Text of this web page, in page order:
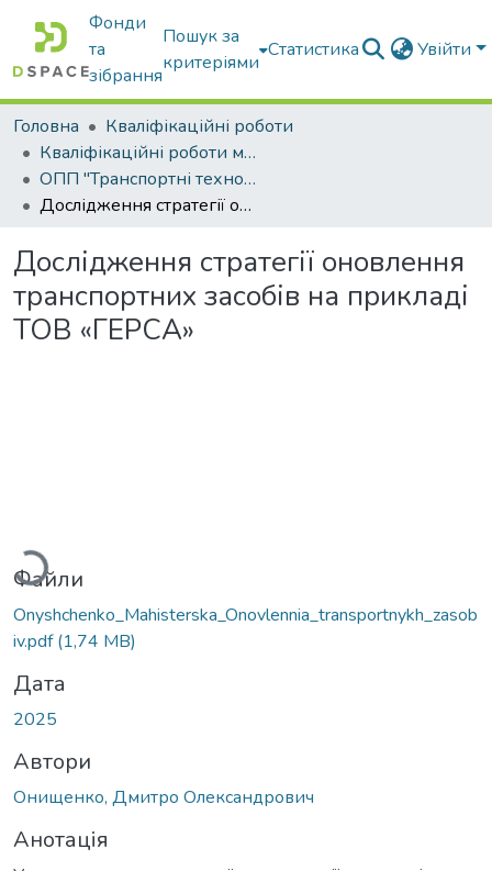
Фонди
та
зібрання
Пошук за
критеріями
Статистика Увійти
Головна
Кваліфікаційні роботи
Кваліфікаційні роботи магістрів
ОПП "Транспортні технології на автомобільному транспорті"
Дослідження стратегії оновлення транспортних засобів на прикладі ТОВ «ГЕРСА»
Дослідження стратегії оновлення
транспортних засобів на прикладі
ТОВ «ГЕРСА»
Вантажиться...
Файли
Onyshchenko_Mahisterska_Onovlennia_transportnykh_zasob
iv.pdf(1,74 MB)
Дата
2025
Автори
Онищенко, Дмитро Олександрович
Анотація